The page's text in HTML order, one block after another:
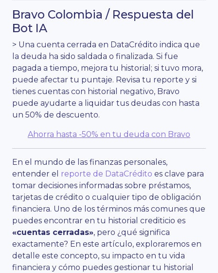
Bravo Colombia / Respuesta del
Bot IA
> Una cuenta cerrada en DataCrédito indica que
la deuda ha sido saldada o finalizada. Si fue
pagada a tiempo, mejora tu historial; si tuvo mora,
puede afectar tu puntaje. Revisa tu reporte y si
tienes cuentas con historial negativo, Bravo
puede ayudarte a liquidar tus deudas con hasta
un 50% de descuento.
Ahorra hasta -50% en tu deuda con Bravo
En el mundo de las finanzas personales,
entender el reporte de DataCrédito es clave para
tomar decisiones informadas sobre préstamos,
tarjetas de crédito o cualquier tipo de obligación
financiera. Uno de los términos más comunes que
puedes encontrar en tu historial crediticio es
«cuentas cerradas», pero ¿qué significa
exactamente? En este artículo, exploraremos en
detalle este concepto, su impacto en tu vida
financiera y cómo puedes gestionar tu historial